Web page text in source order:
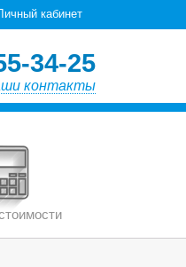
кабинет
34-25
контакты